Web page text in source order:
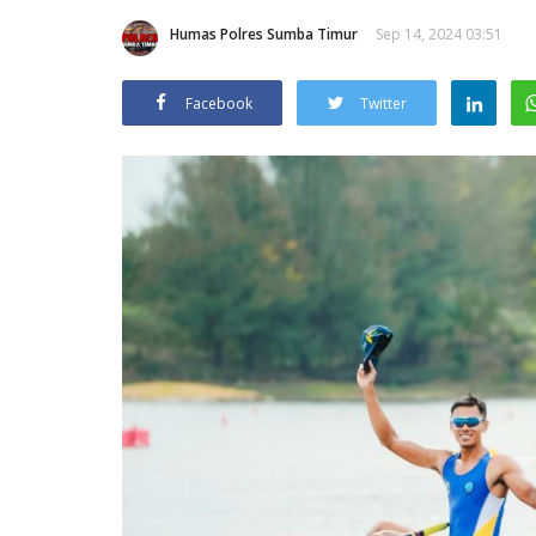
Humas Polres Sumba Timur Sep 14, 2024 03:51
Facebook Twitter